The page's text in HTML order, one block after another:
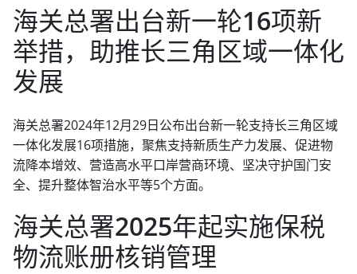
海关总署出台新一轮16项新
举措，助推长三角区域一体化
发展
海关总署2024年12月29日公布出台新一轮支持长三角区域
一体化发展16项措施，聚焦支持新质生产力发展、促进物
流降本增效、营造高水平口岸营商环境、坚决守护国门安
全、提升整体智治水平等5个方面。
海关总署2025年起实施保税
物流账册核销管理